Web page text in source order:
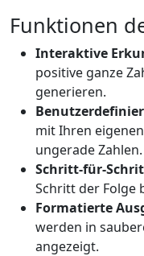
Funktionen
Interaktive
positive ganze
generieren.
mit Ihren
ungerade Zahlen.
Schritt-für-
Schritt der Folge
Formatierte
werden in
angezeigt.